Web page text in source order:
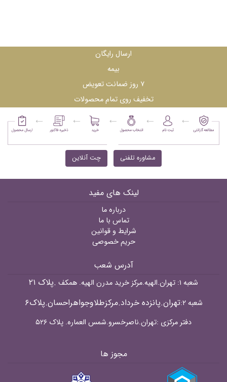
ارسال رایگان
بیمه
۷ روز ضمانت تعویض
تخفیف روی تمام محصولات
مشاوره تلفنی چت آنلاین
لینک های مفید
درباره ما
تماس با ما
شرایط و قوانین
حریم خصوصی
آدرس شعب
شعبه ۱: تهران.الهیه.مرکز خرید مدرن الهیه. همکف .پلاک ۲۱
شعبه ۲: تهران.پانزده خرداد.مرکزطلاوجواهراحسان.پلاک۶
دفتر مرکزی :تهران.ناصرخسرو.شمس العماره. پلاک ۵۲۶
مجوز ها